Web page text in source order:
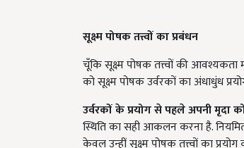
सूक्ष्म पोषक तत्त्वों का प्रबंधन
चूँकि सूक्ष्म पोषक तत्त्वों की आवश्यकता
को सूक्ष्म पोषक उर्वरकों का अंधाधुंध
उर्वरकों के प्रयोग से पहले अपनी मृदा
स्थिति का सही आकलन करना है.
केवल उन्हीं सूक्ष्म पोषक तत्त्वों का